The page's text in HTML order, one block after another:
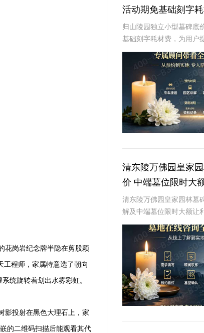
花岗岩纪念牌半隐在剪股颖
工程师，家属特意选了朝向
统旋转着划出水雾彩虹。
影投射在黑色大理石上，家
的二维码扫描后能观看其代
活动期免基础刻字
归山陵园独立小型墓碑底
基础刻字耗材费，为用户
安葬选择。本文将详细解
动的背景、政策、优势及
客户和家属提供全面的
园电话:
清东陵万佛园皇家
价 中端墓位限时大
优惠福利
清东陵万佛园皇家园林墓
解及中端墓位限时大额让
清东陵万佛园电话:400-
佛园，作为中国皇家陵寝
承载着丰富的历史文化价